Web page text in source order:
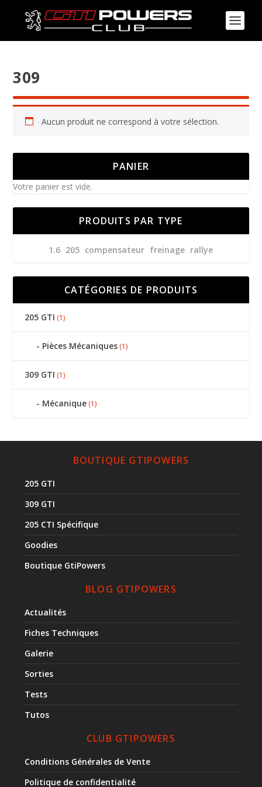
309
Aucun produit ne correspond à votre sélection.
PANIER
Votre panier est vide.
PRODUITS PAR TYPE
1.6 205 compensateur freinage rallye
CATÉGORIES DE PRODUITS
205 GTI (1)
Pièces Mécaniques (1)
309 GTI (1)
Mécanique (1)
BOUTIQUE GTIPOWERS
205 GTI
309 GTI
205 CTI Spécifique
Goodies
Boutique GtiPowers
BLOG GTIPOWERS
Actualités
Fiches Techniques
Galerie
Sorties
Tests
Tutos
CLUB GTIPOWERS
Conditions Générales de Vente
Politique de confidentialité